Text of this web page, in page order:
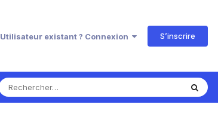
Utilisateur existant ? Connexion S’inscrire